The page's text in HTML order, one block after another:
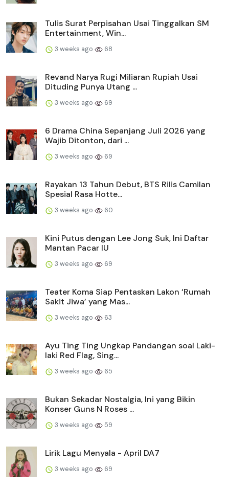
Tulis Surat Perpisahan Usai Tinggalkan SM
Entertainment, Win...
3 weeks ago 68
Revand Narya Rugi Miliaran Rupiah Usai
Dituding Punya Utang ...
3 weeks ago 69
6 Drama China Sepanjang Juli 2026 yang
Wajib Ditonton, dari ...
3 weeks ago 69
Rayakan 13 Tahun Debut, BTS Rilis Camilan
Spesial Rasa Hotte...
3 weeks ago 60
Kini Putus dengan Lee Jong Suk, Ini Daftar
Mantan Pacar IU
3 weeks ago 69
Teater Koma Siap Pentaskan Lakon ‘Rumah
Sakit Jiwa’ yang Mas...
3 weeks ago 63
Ayu Ting Ting Ungkap Pandangan soal Laki-
laki Red Flag, Sing...
3 weeks ago 65
Bukan Sekadar Nostalgia, Ini yang Bikin
Konser Guns N Roses ...
3 weeks ago 59
Lirik Lagu Menyala - April DA7
3 weeks ago 69